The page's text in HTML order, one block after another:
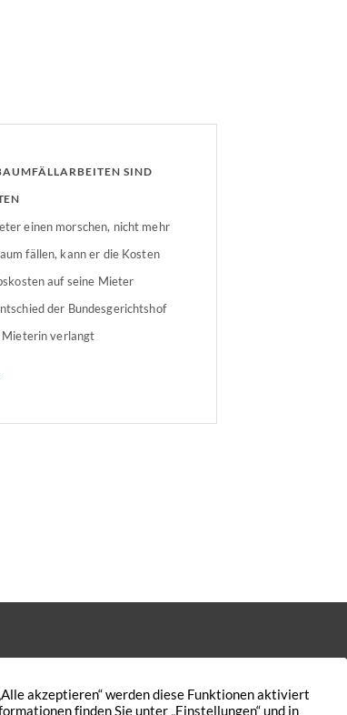
SIND
einen morschen, nicht mehr
fällen, kann er die Kosten
auf seine Mieter
der Bundesgerichtshof
Mieterin verlangt
Kontakt Nutzungsbedingungen